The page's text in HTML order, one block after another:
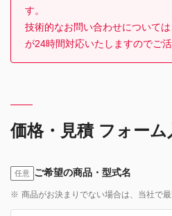
す。
技術的なお問い合わせについて
が24時間対応いたしますのでご活
価格・見積 フォーム
任意 ご希望の商品・型式名
※ 商品がお決まりでない場合は、当社で